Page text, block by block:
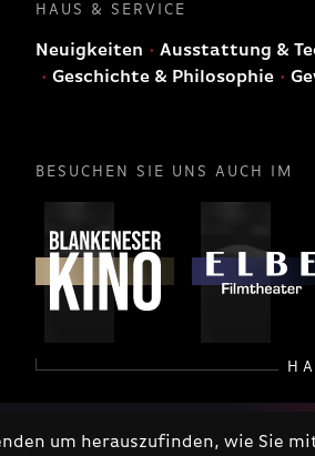
um herauszufinden, wie Sie
HAUS & SERVICE
Neuigkeiten Ausstattung &
Geschichte & Philosophie
BESUCHEN SIE UNS AUCH IM